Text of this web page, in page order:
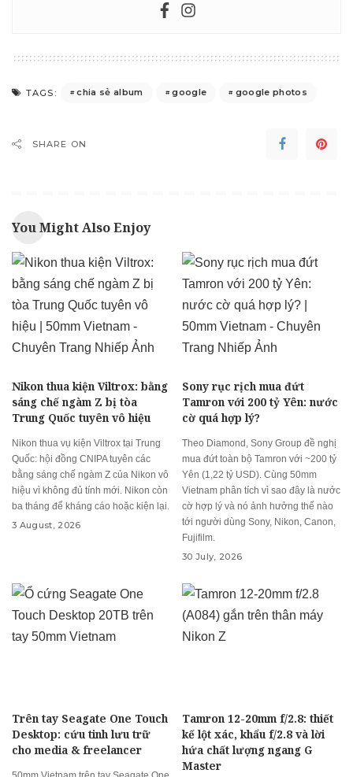
TAGS: chia sẻ album google google photos
SHARE ON
You Might Also Enjoy
Nikon thua kiện Viltrox: bằng
sáng chế ngàm Z bị tòa
Trung Quốc tuyên vô hiệu
Nikon thua vụ kiện Viltrox tại Trung
Quốc: hội đồng CNIPA tuyên các
bằng sáng chế ngàm Z của Nikon vô
hiệu vì không đủ tính mới. Nikon còn
ba tháng để kháng cáo hoặc kiện lại.
3 August, 2026
Sony rục rịch mua đứt
Tamron với 200 tỷ Yên: nước
cờ quá hợp lý?
Theo Diamond, Sony Group đề nghị
mua đứt toàn bộ Tamron với ~200 tỷ
Yên (1,22 tỷ USD). Cùng 50mm
Vietnam phân tích vì sao đây là nước
cờ hợp lý và nó ảnh hưởng thế nào
tới người dùng Sony, Nikon, Canon,
Fujifilm.
30 July, 2026
Trên tay Seagate One Touch
Desktop: cứu tinh lưu trữ
cho media & freelancer
Tamron 12-20mm f/2.8: thiết
kế lột xác, khẩu f/2.8 và lời
hứa chất lượng ngang G
Master